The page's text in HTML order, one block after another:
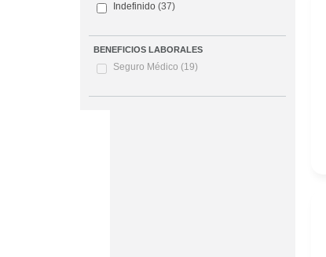
Indefinido (37)
BENEFICIOS LABORALES
Seguro Médico (19)